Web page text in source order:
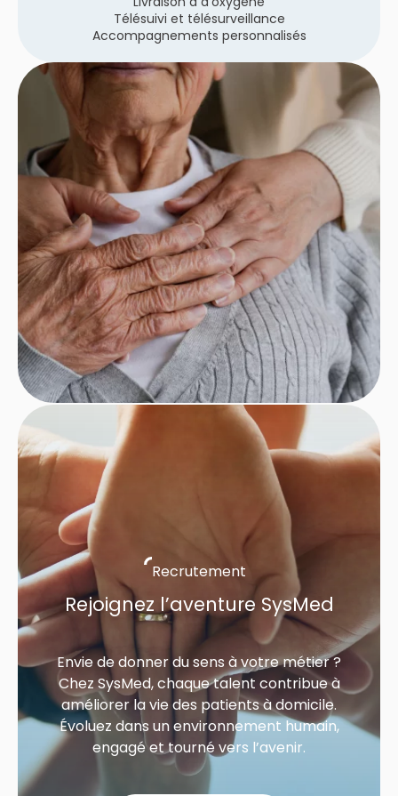
Télésuivi et télésurveillance
Accompagnements personnalisés
Recrutement
Rejoignez l’aventure SysMed
Envie de donner du sens à votre métier ?
Chez SysMed, chaque talent contribue à
améliorer la vie des patients à domicile.
Évoluez dans un environnement humain,
engagé et tourné vers l’avenir.